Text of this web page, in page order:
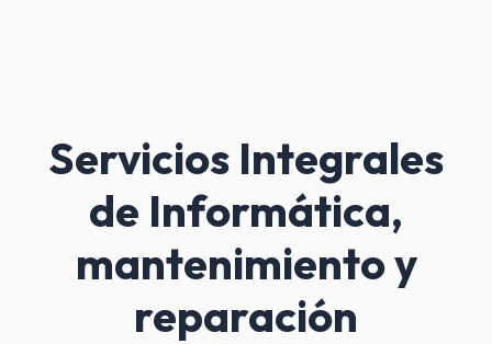
Servicios Integrales
de Informática,
mantenimiento y
reparación